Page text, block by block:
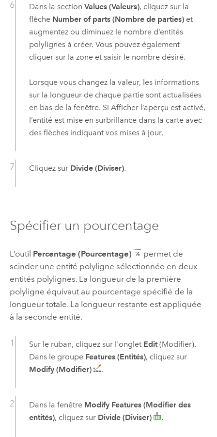
Dans la section Values (Valeurs), cliquez sur la
flèche Number of parts (Nombre de parties)et
augmentez ou diminuez le nombre d’entités
polylignes à créer. Vous pouvez également
cliquer sur la zone et saisir le nombre désiré.
Lorsque vous changez la valeur, les informations
sur la longueur de chaque partie sont actualisées
en bas de la fenêtre. Si Afficher l’aperçu est activé,
l’entité est mise en surbrillance dans la carte avec
des flèches indiquant vos mises à jour.
Cliquez sur Divide (Diviser).
Spécifier un pourcentage
L’outil Percentage (Pourcentage)
permet de
scinder une entité polyligne sélectionnée en deux
entités polylignes. La longueur de la première
polyligne équivaut au pourcentage spécifié de la
longueur totale. La longueur restante est appliquée
à la seconde entité.
Sur le ruban, cliquez sur l'onglet Edit(Modifier).
Dans le groupe Features (Entités), cliquez sur
Modify (Modifier)
.
Dans la fenêtre Modify Features (Modifier des
entités), cliquez sur Divide (Diviser) .